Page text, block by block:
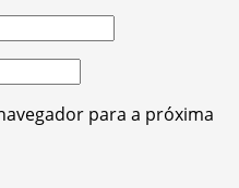
para a próxima